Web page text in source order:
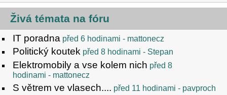
Živá témata na fóru
IT poradna před 6 hodinami - mattonecz
Politický koutek před 8 hodinami - Stepan
Elektromobily a vse kolem nich před 8
hodinami - mattonecz
S větrem ve vlasech.... před 11 hodinami - pavproch